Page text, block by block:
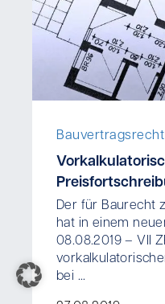
Bauvertragsrecht
Der für Baurecht
hat in einem
08.08.2019 – VII
bei ...